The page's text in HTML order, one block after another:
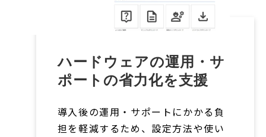
ハードウェアの運用・サ
ポートの省力化を支援
導入後の運用・サポートにかかる負
担を軽減するため、設定方法や使い